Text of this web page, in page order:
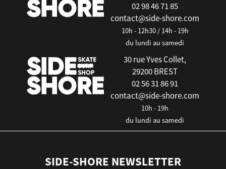
02 98 46 71 85
contact@side-shore.com
10h - 12h30 / 14h - 19h
du lundi au samedi
30 rue Yves Collet,
29200 BREST
02 56 31 86 91
contact@side-shore.com
10h - 19h
du lundi au samedi
SIDE-SHORE NEWSLETTER